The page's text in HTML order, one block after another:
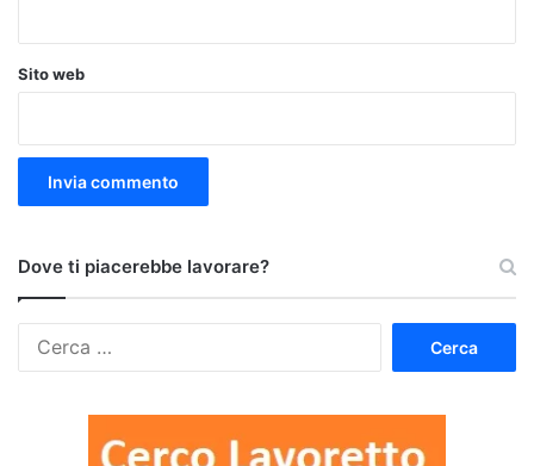
Sito web
Dove ti piacerebbe lavorare?